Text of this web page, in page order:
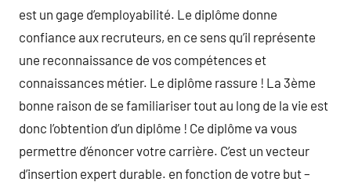
est un gage d’employabilité. Le diplôme donne
confiance aux recruteurs, en ce sens qu’il représente
une reconnaissance de vos compétences et
connaissances métier. Le diplôme rassure ! La 3ème
bonne raison de se familiariser tout au long de la vie est
donc l’obtention d’un diplôme ! Ce diplôme va vous
permettre d’énoncer votre carrière. C’est un vecteur
d’insertion expert durable. en fonction de votre but –